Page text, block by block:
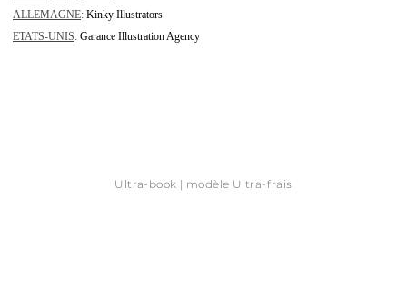
ALLEMAGNE: Kinky Illustrators
ETATS-UNIS: Garance Illustration Agency
Ultra-book | modèle Ultra-frais